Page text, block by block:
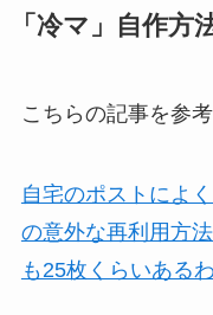
「冷マ」自作方
こちらの記事を参
自宅のポストによ
の意外な再利用方
も25枚くらいある